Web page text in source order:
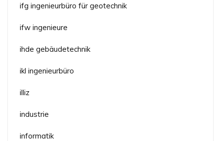
ifg ingenieurbüro für geotechnik
ifw ingenieure
ihde gebäudetechnik
ikl ingenieurbüro
illiz
industrie
informatik